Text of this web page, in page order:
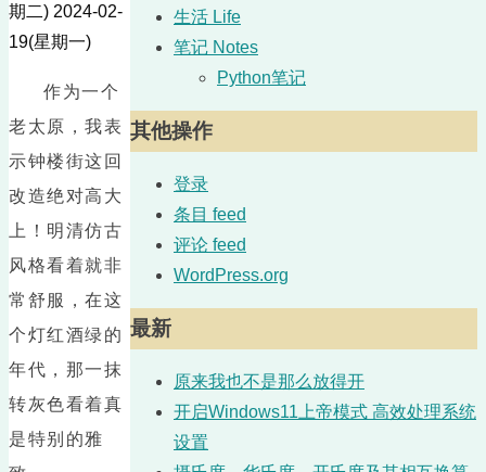
期二) 2024-02-
19(星期一)
作为一个
老太原，我表
示钟楼街这回
改造绝对高大
上！明清仿古
风格看着就非
常舒服，在这
个灯红酒绿的
年代，那一抹
转灰色看着真
是特别的雅
生活 Life
笔记 Notes
Python笔记
其他操作
登录
条目 feed
评论 feed
WordPress.org
最新
原来我也不是那么放得开
开启Windows11上帝模式 高效处理系统
设置